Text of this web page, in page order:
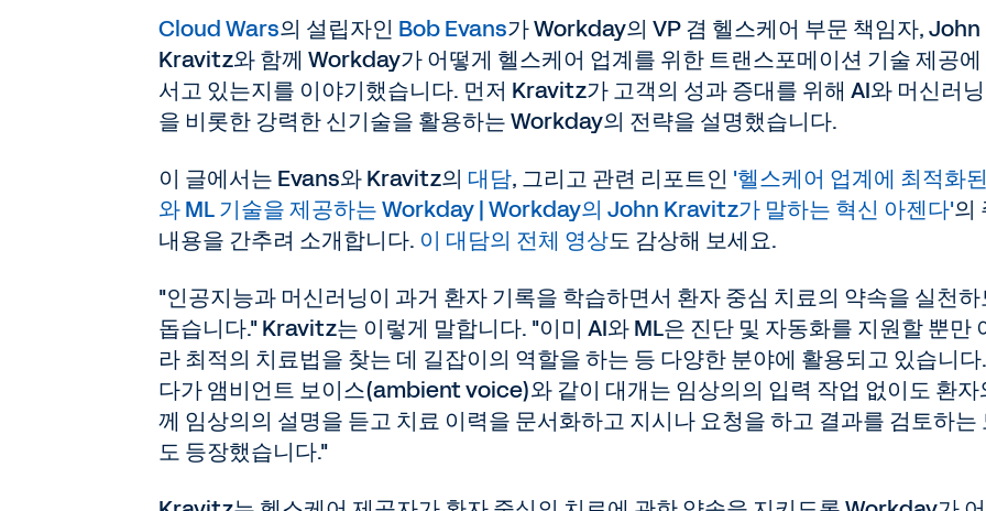
Cloud Wars의 설립자인 Bob Evans가 Workday의 VP 겸 헬스케어 부문 책임자, John
Kravitz와 함께 Workday가 어떻게 헬스케어 업계를 위한 트랜스포메이션 기술 제공
서고 있는지를 이야기했습니다. 먼저 Kravitz가 고객의 성과 증대를 위해 AI와 머신러
을 비롯한 강력한 신기술을 활용하는 Workday의 전략을 설명했습니다.
이 글에서는 Evans와 Kravitz의 대담, 그리고 관련 리포트인 '헬스케어 업계에 최적화
와 ML 기술을 제공하는 Workday | Workday의 John Kravitz가 말하는 혁신 아젠다'의
내용을 간추려 소개합니다. 이 대담의 전체 영상도 감상해 보세요.
"인공지능과 머신러닝이 과거 환자 기록을 학습하면서 환자 중심 치료의 약속을 실천
돕습니다." Kravitz는 이렇게 말합니다. "이미 AI와 ML은 진단 및 자동화를 지원할 뿐만
라 최적의 치료법을 찾는 데 길잡이의 역할을 하는 등 다양한 분야에 활용되고 있습니다
다가 앰비언트 보이스(ambient voice)와 같이 대개는 임상의의 입력 작업 없이도 환자
께 임상의의 설명을 듣고 치료 이력을 문서화하고 지시나 요청을 하고 결과를 검토하는
도 등장했습니다."